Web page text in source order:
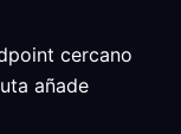
cercano
añade